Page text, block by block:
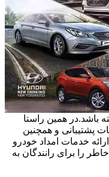
باشد.در همین راستا
پشتیبانی و همچنین
خدمات امداد خودرو
را برای رانندگان به